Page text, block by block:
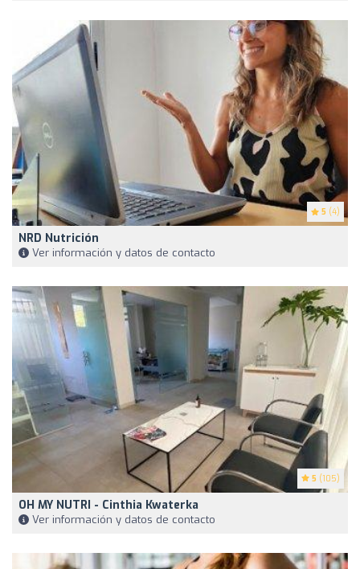
5 (4)
NRD Nutrición
Ver información y datos de contacto
5 (105)
OH MY NUTRI - Cinthia Kwaterka
Ver información y datos de contacto